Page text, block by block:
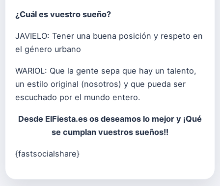
¿Cuál es vuestro sueño?
JAVIELO: Tener una buena posición y respeto en
el género urbano
WARIOL: Que la gente sepa que hay un talento,
un estilo original (nosotros) y que pueda ser
escuchado por el mundo entero.
Desde ElFiesta.es os deseamos lo mejor y ¡Qué
se cumplan vuestros sueños!!
{fastsocialshare}